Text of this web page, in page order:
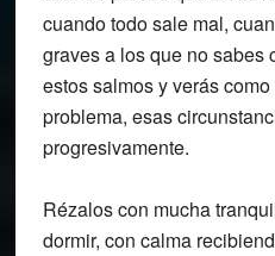
cuando todo sale mal,
graves a los que no sabes
estos salmos y verás
problema, esas
progresivamente.
Rézalos con mucha
dormir, con calma